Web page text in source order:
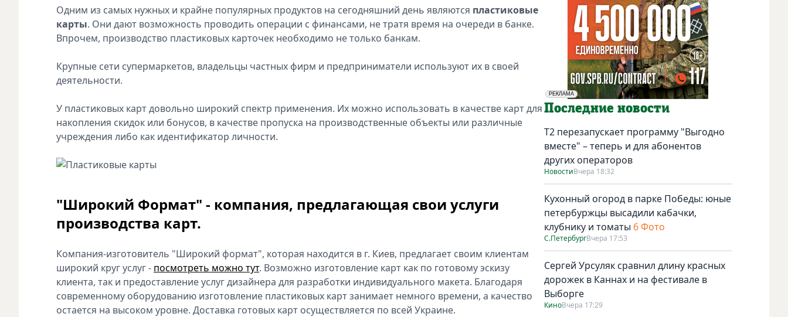
Одним из самых нужных и крайне популярных продуктов на сегодняшний день являются пластиковые
карты. Они дают возможность проводить операции с финансами, не тратя время на очереди в банке.
Впрочем, производство пластиковых карточек необходимо не только банкам.
Крупные сети супермаркетов, владельцы частных фирм и предприниматели используют их в своей
деятельности.
У пластиковых карт довольно широкий спектр применения. Их можно использовать в качестве карт для
накопления скидок или бонусов, в качестве пропуска на производственные объекты или различные
учреждения либо как идентификатор личности.
"Широкий Формат" - компания, предлагающая свои услуги
производства карт.
Компания-изготовитель "Широкий формат", которая находится в г. Киев, предлагает своим клиентам
широкий круг услуг - посмотреть можно тут. Возможно изготовление карт как по готовому эскизу
клиента, так и предоставление услуг дизайнера для разработки индивидуального макета. Благодаря
современному оборудованию изготовление пластиковых карт занимает немного времени, а качество
остается на высоком уровне. Доставка готовых карт осуществляется по всей Украине.
РЕКЛАМА
Социальная реклама
Последние новости
Т2 перезапускает программу "Выгодно
вместе" – теперь и для абонентов
других операторов
НовостиВчера 18:32
Кухонный огород в парке Победы: юные
петербуржцы высадили кабачки,
клубнику и томаты 6 Фото
С.ПетербургВчера 17:53
Сергей Урсуляк сравнил длину красных
дорожек в Каннах и на фестивале в
Выборге
КиноВчера 17:29